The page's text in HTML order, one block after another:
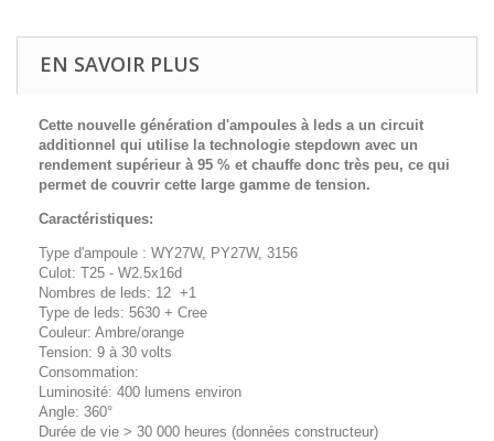
EN SAVOIR PLUS
Cette nouvelle génération d'ampoules à leds a un circuit
additionnel qui utilise la technologie stepdown avec un
rendement supérieur à 95 % et chauffe donc très peu, ce qui
permet de couvrir cette large gamme de tension.
Caractéristiques:
Type d'ampoule : WY27W, PY27W, 3156
Culot: T25 - W2.5x16d
Nombres de leds: 12 +1
Type de leds: 5630 + Cree
Couleur: Ambre/orange
Tension: 9 à 30 volts
Consommation:
Luminosité: 400 lumens environ
Angle: 360°
Durée de vie > 30 000 heures (données constructeur)